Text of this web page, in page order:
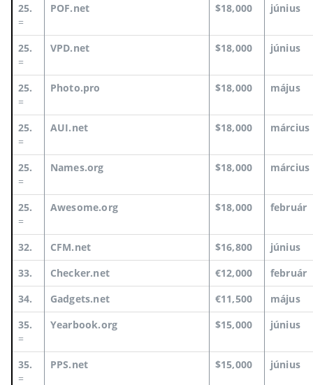
25.
=
POF.net $18,000 június
25.
=
VPD.net $18,000 június
25.
=
Photo.pro $18,000 május
25.
=
AUI.net $18,000 március
25.
=
Names.org $18,000 március
25.
=
Awesome.org $18,000 február
32. CFM.net $16,800
június
33.
Checker.net €12,000
február
34.
Gadgets.net €11,500
május
35.
=
Yearbook.org $15,000 június
35.
=
PPS.net $15,000 június